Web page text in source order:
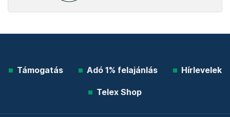
Támogatás Adó 1% felajánlás Hírlevelek
Telex Shop